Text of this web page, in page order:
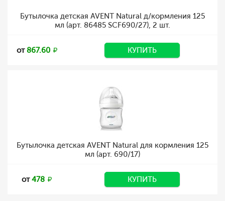
Бутылочка детская AVENT Natural д/кормления 125
мл (арт. 86485 SCF690/27), 2 шт.
от867.60 КУПИТЬ
Бутылочка детская AVENT Natural для кормления 125
мл (арт. 690/17)
от478 КУПИТЬ